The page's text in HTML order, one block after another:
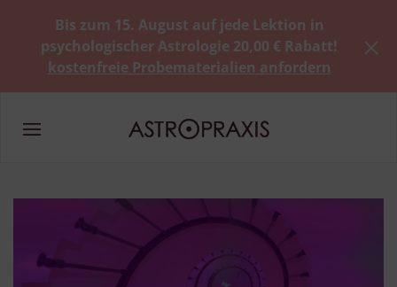
Bis zum 15. August auf jede Lektion in
psychologischer Astrologie 20,00 € Rabatt!
kostenfreie Probematerialien anfordern